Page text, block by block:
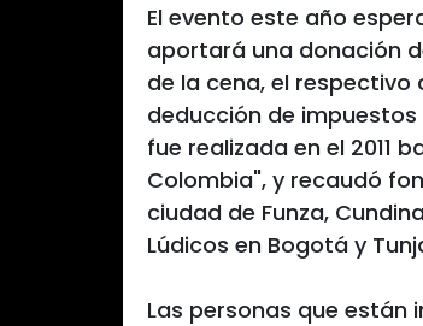
El evento este año
aportará una donación
de la cena, el
deducción de
fue realizada en el 2011
Colombia", y recaudó
ciudad de Funza,
Lúdicos en Bogotá y
Las personas que están